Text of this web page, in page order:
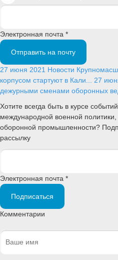
Электронная почта *
Отправить на почту
27 июня 2021 Новости
корпусом стартуют в Кали... 27
дежурными сменами оборонных
Хотите всегда быть в курсе
международной военной
оборонной промышленности?
рассылку
Электронная почта *
Подписаться
Комментарии